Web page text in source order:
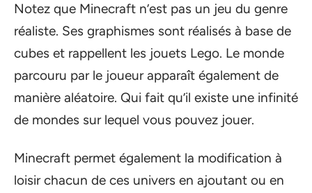
Notez que Minecraft n’est pas un jeu du genre
réaliste. Ses graphismes sont réalisés à base de
cubes et rappellent les jouets Lego. Le monde
parcouru par le joueur apparaît également de
manière aléatoire. Qui fait qu’il existe une infinité
de mondes sur lequel vous pouvez jouer.
Minecraft permet également la modification à
loisir chacun de ces univers en ajoutant ou en